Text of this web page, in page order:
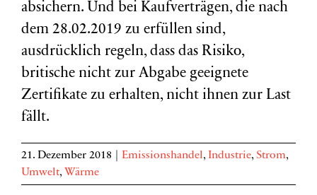
absichern. Und bei Kaufverträgen, die nach
dem 28.02.2019 zu erfüllen sind,
ausdrücklich regeln, dass das Risiko,
britische nicht zur Abgabe geeignete
Zertifikate zu erhalten, nicht ihnen zur Last
fällt.
21. Dezember 2018 Emissionshandel, Industrie, Strom,
Umwelt, Wärme